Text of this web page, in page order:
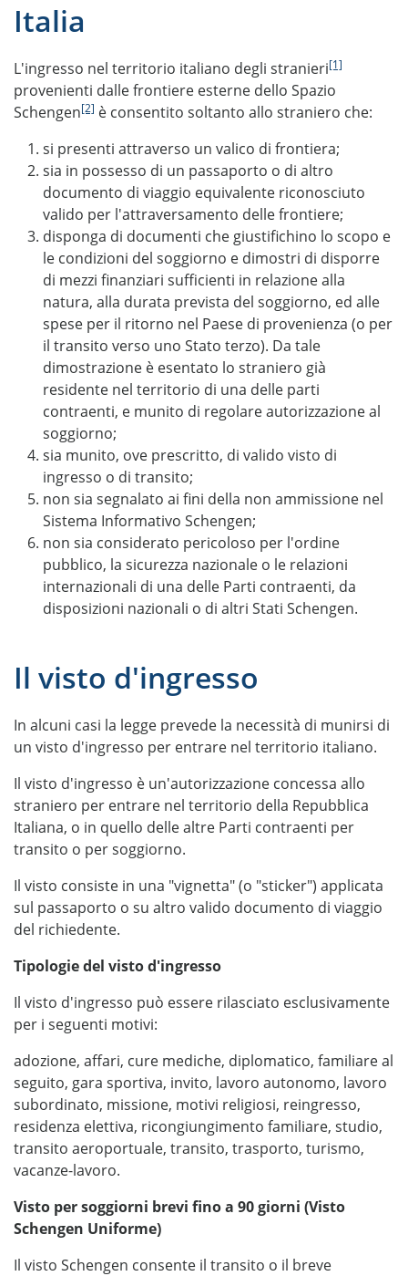
Italia
L'ingresso nel territorio italiano degli stranieri[1]
provenienti dalle frontiere esterne dello Spazio
Schengen[2] è consentito soltanto allo straniero che:
si presenti attraverso un valico di frontiera;
sia in possesso di un passaporto o di altro
documento di viaggio equivalente riconosciuto
valido per l'attraversamento delle frontiere;
disponga di documenti che giustifichino lo scopo e
le condizioni del soggiorno e dimostri di disporre
di mezzi finanziari sufficienti in relazione alla
natura, alla durata prevista del soggiorno, ed alle
spese per il ritorno nel Paese di provenienza (o per
il transito verso uno Stato terzo). Da tale
dimostrazione è esentato lo straniero già
residente nel territorio di una delle parti
contraenti, e munito di regolare autorizzazione al
soggiorno;
sia munito, ove prescritto, di valido visto di
ingresso o di transito;
non sia segnalato ai fini della non ammissione nel
Sistema Informativo Schengen;
non sia considerato pericoloso per l'ordine
pubblico, la sicurezza nazionale o le relazioni
internazionali di una delle Parti contraenti, da
disposizioni nazionali o di altri Stati Schengen.
Il visto d'ingresso
In alcuni casi la legge prevede la necessità di munirsi di
un visto d'ingresso per entrare nel territorio italiano.
Il visto d'ingresso è un'autorizzazione concessa allo
straniero per entrare nel territorio della Repubblica
Italiana, o in quello delle altre Parti contraenti per
transito o per soggiorno.
Il visto consiste in una "vignetta" (o "sticker") applicata
sul passaporto o su altro valido documento di viaggio
del richiedente.
Tipologie del visto d'ingresso
Il visto d'ingresso può essere rilasciato esclusivamente
per i seguenti motivi:
adozione, affari, cure mediche, diplomatico, familiare al
seguito, gara sportiva, invito, lavoro autonomo, lavoro
subordinato, missione, motivi religiosi, reingresso,
residenza elettiva, ricongiungimento familiare, studio,
transito aeroportuale, transito, trasporto, turismo,
vacanze-lavoro.
Visto per soggiorni brevi fino a 90 giorni (Visto
Schengen Uniforme)
Il visto Schengen consente il transito o il breve